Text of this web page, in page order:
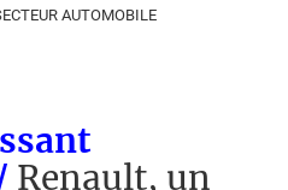
AUTOMOBILE
Renault, un